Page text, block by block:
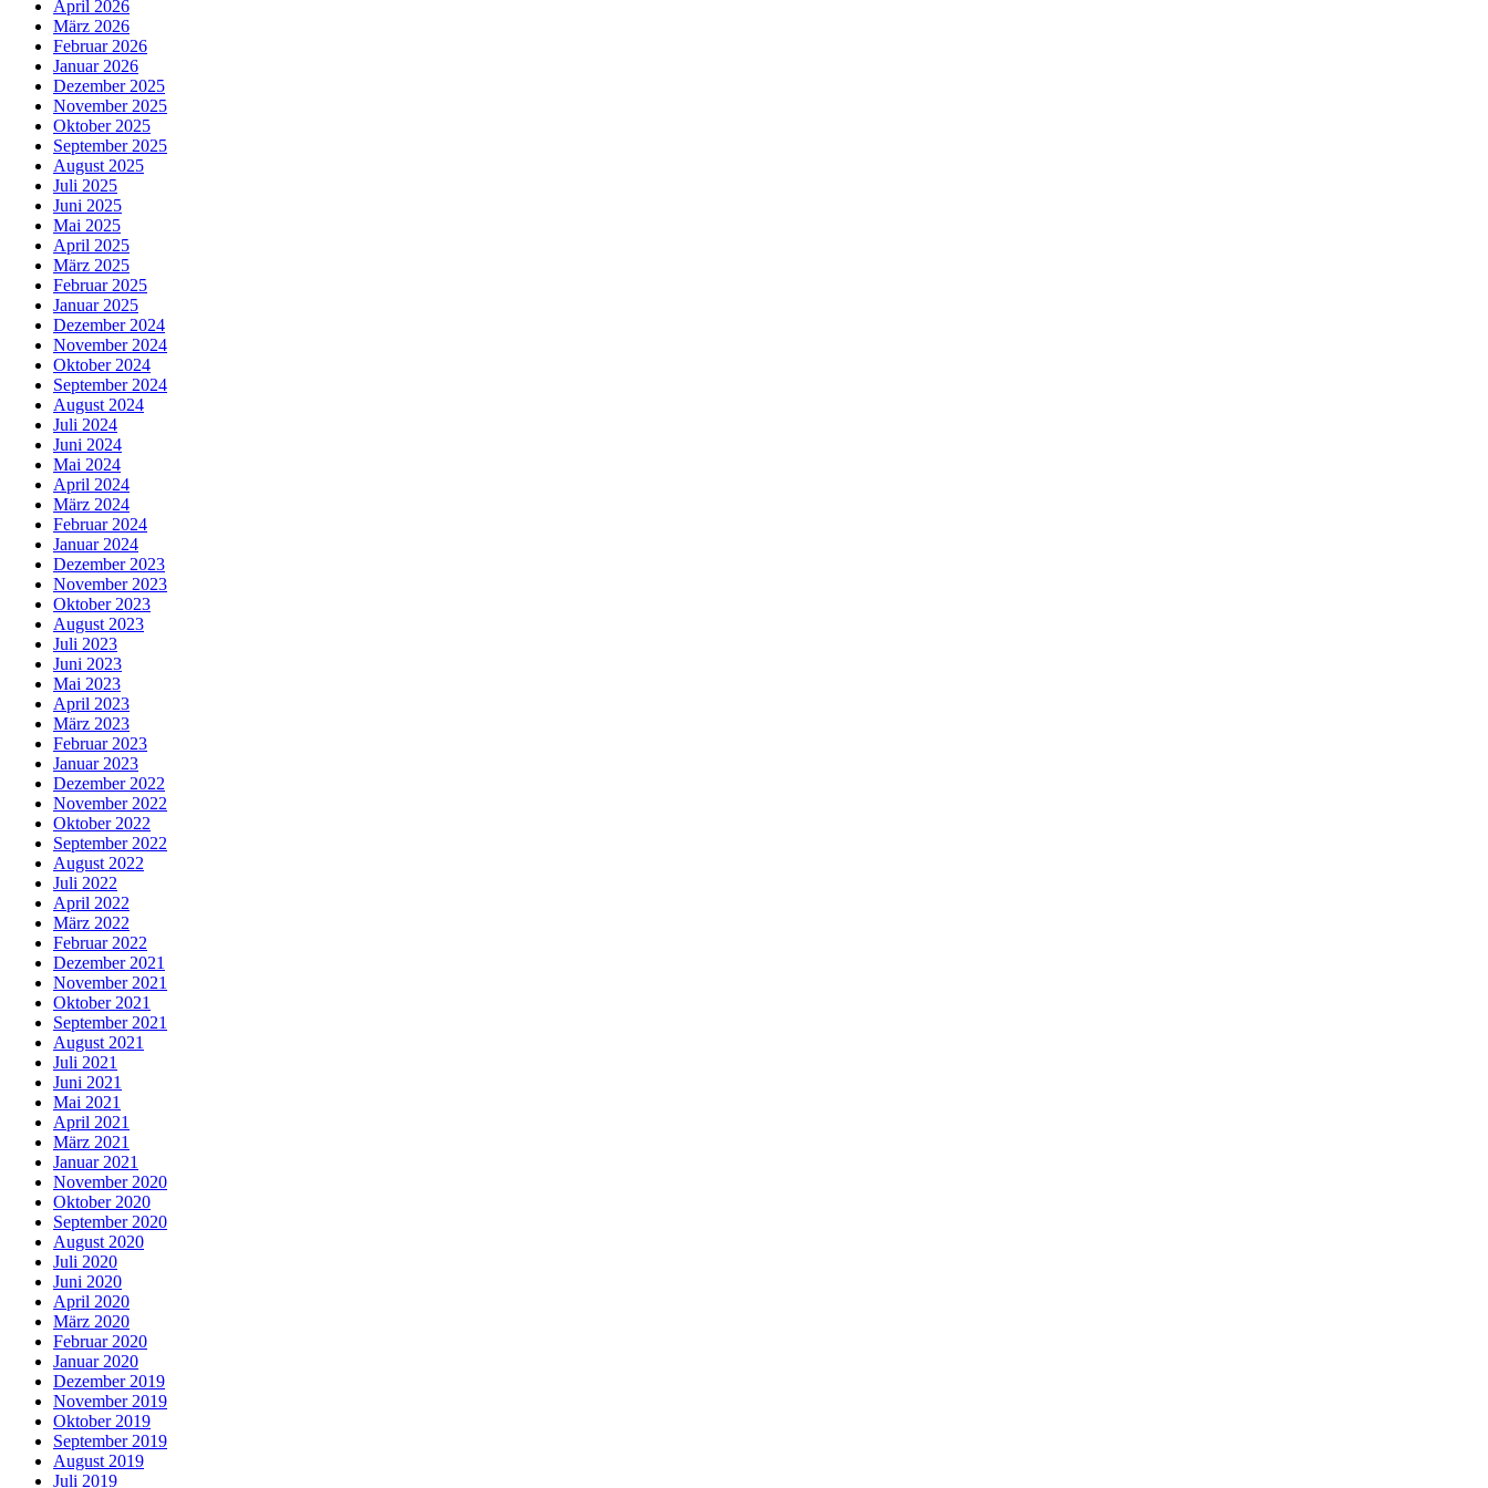
April 2026
März 2026
Februar 2026
Januar 2026
Dezember 2025
November 2025
Oktober 2025
September 2025
August 2025
Juli 2025
Juni 2025
Mai 2025
April 2025
März 2025
Februar 2025
Januar 2025
Dezember 2024
November 2024
Oktober 2024
September 2024
August 2024
Juli 2024
Juni 2024
Mai 2024
April 2024
März 2024
Februar 2024
Januar 2024
Dezember 2023
November 2023
Oktober 2023
August 2023
Juli 2023
Juni 2023
Mai 2023
April 2023
März 2023
Februar 2023
Januar 2023
Dezember 2022
November 2022
Oktober 2022
September 2022
August 2022
Juli 2022
April 2022
März 2022
Februar 2022
Dezember 2021
November 2021
Oktober 2021
September 2021
August 2021
Juli 2021
Juni 2021
Mai 2021
April 2021
März 2021
Januar 2021
November 2020
Oktober 2020
September 2020
August 2020
Juli 2020
Juni 2020
April 2020
März 2020
Februar 2020
Januar 2020
Dezember 2019
November 2019
Oktober 2019
September 2019
August 2019
Juli 2019